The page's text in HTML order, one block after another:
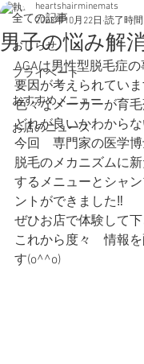
全ての記事
おしらせ
プライベート
おすすめメニュー
お店のニュース
男子の悩み解
heartshairminemats
2023年10月22日 読了時
AGAは男性型脱毛症
要因が考えられてい
色々なメーカーが育
どれが良いかわから
今回　専門家の医学
脱毛のメカニズムに
するメニューとシャ
ントができました‼️
ぜひお店で体験して
これから度々　情報
す(o^^o)